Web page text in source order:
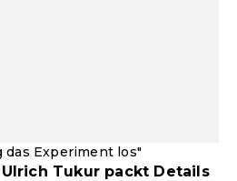
das Experiment los"
Tukur packt Details